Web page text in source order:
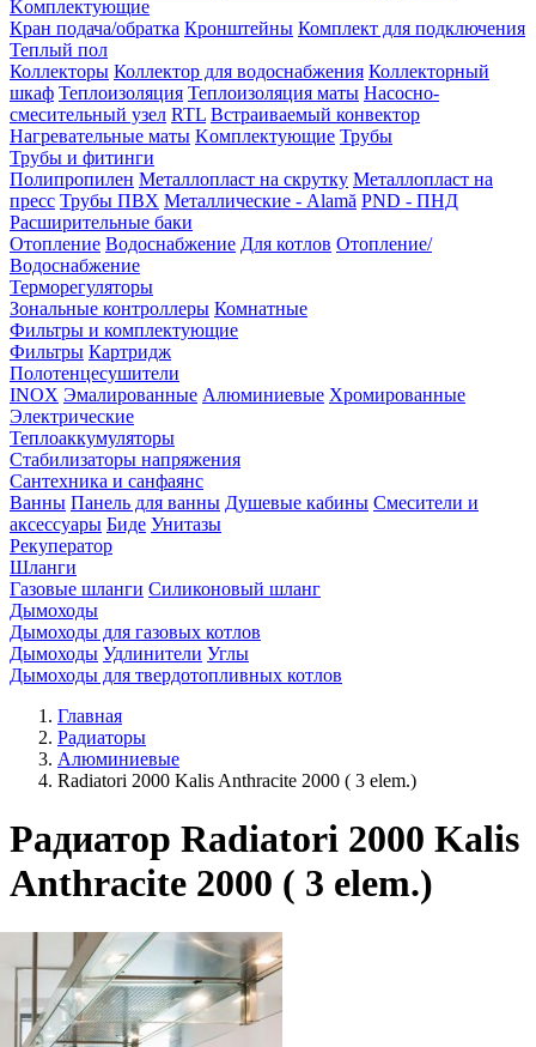
Kомплектующие
Кран подача/обратка Кронштейны Комплект для подключения
Теплый пол
Коллекторы Коллектор для водоснабжения Коллекторный
шкаф Теплоизоляция Теплоизоляция маты Насосно-
смесительный узел RTL Встраиваемый конвектор
Нагревательные маты Kомплектующие Трубы
Трубы и фитинги
Полипропилен Металлопласт на скрутку Металлопласт на
пресс Трубы ПВХ Металлические - Alamă PND - ПНД
Расширительные баки
Отопление Водоснабжение Для котлов Отопление/
Водоснабжение
Терморегуляторы
Зональные контроллеры Комнатные
Фильтры и комплектующие
Фильтры Картридж
Полотенцесушители
INOX Эмалированные Алюминиевые Хромированные
Электрические
Теплоаккумуляторы
Стабилизаторы напряжения
Сантехника и санфаянс
Ванны Панель для ванны Душевые кабины Смесители и
аксессуары Биде Унитазы
Рекуператор
Шланги
Газовые шланги Силиконовый шланг
Дымоходы
Дымоходы для газовых котлов
Дымоходы Удлинители Углы
Дымоходы для твердотопливных котлов
Главная
Радиаторы
Алюминиевые
Radiatori 2000 Kalis Anthracite 2000 ( 3 elem.)
Радиатор Radiatori 2000 Kalis
Anthracite 2000 ( 3 elem.)